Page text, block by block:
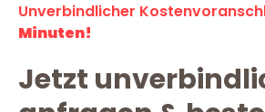
Unverbindlicher
Minuten!
Jetzt